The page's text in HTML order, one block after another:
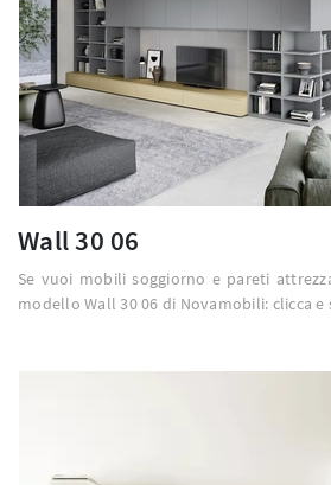
Wall 30 06
Se vuoi mobili soggiorno e pareti
modello Wall 30 06 di Novamobili: clicca e